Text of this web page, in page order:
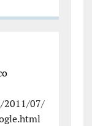
2011/07/